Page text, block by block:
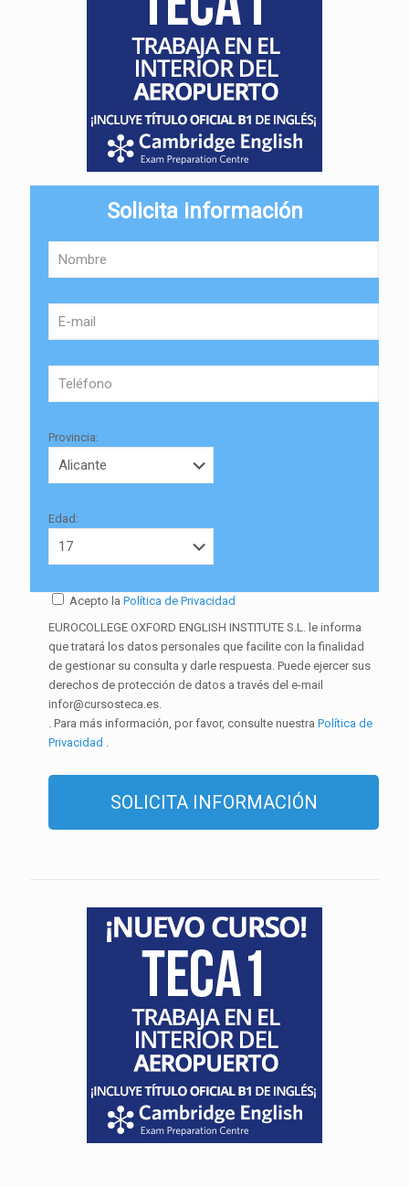
Solicita información
Provincia:
Edad:
Acepto la Política de Privacidad
EUROCOLLEGE OXFORD ENGLISH INSTITUTE S.L. le informa
que tratará los datos personales que facilite con la finalidad
de gestionar su consulta y darle respuesta. Puede ejercer sus
derechos de protección de datos a través del e-mail
infor@cursosteca.es.
. Para más información, por favor, consulte nuestra Política de
Privacidad .